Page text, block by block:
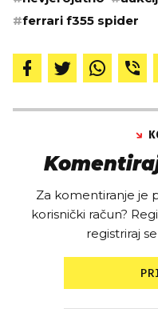
#ferrari f355 spider
Za komentiranje je
korisnički račun?
registriraj